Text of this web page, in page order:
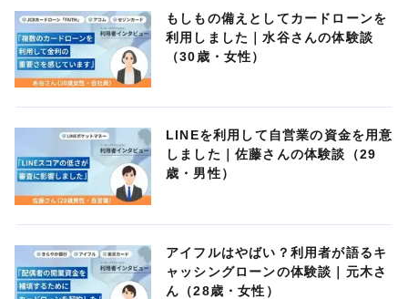
もしもの備えとしてカードローンを
利用しました｜水谷さんの体験談
（30歳・女性）
LINEを利用して自営業の資金を用意
しました｜佐藤さんの体験談（29
歳・男性）
アイフルはやばい？利用者が語るキ
ャッシングローンの体験談｜元木さ
ん（28歳・女性）